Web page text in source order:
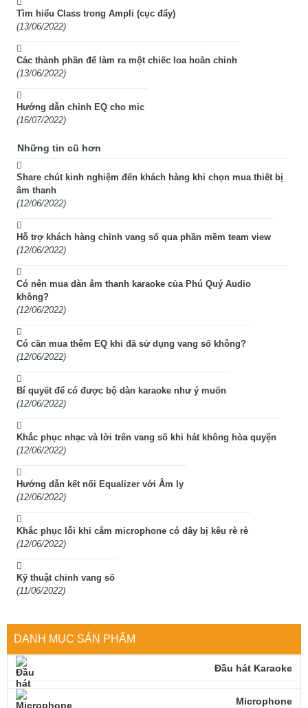
Tìm hiểu Class trong Ampli (cục đẩy)
(13/06/2022)
Các thành phần để làm ra một chiếc loa hoàn chỉnh
(13/06/2022)
Hướng dẫn chỉnh EQ cho mic
(16/07/2022)
Những tin cũ hơn
Share chút kinh nghiệm đến khách hàng khi chọn mua thiết bị
âm thanh
(12/06/2022)
Hỗ trợ khách hàng chỉnh vang số qua phần mềm team view
(12/06/2022)
Có nên mua dàn âm thanh karaoke của Phú Quý Audio
không?
(12/06/2022)
Có cần mua thêm EQ khi đã sử dụng vang số không?
(12/06/2022)
Bí quyết để có được bộ dàn karaoke như ý muốn
(12/06/2022)
Khắc phục nhạc và lời trên vang số khi hát không hòa quyện
(12/06/2022)
Hướng dẫn kết nối Equalizer với Âm ly
(12/06/2022)
Khắc phục lỗi khi cắm microphone có dây bị kêu rè rè
(12/06/2022)
Kỹ thuật chỉnh vang số
(11/06/2022)
DANH MỤC SẢN PHẨM
Đầu hát Karaoke
Microphone